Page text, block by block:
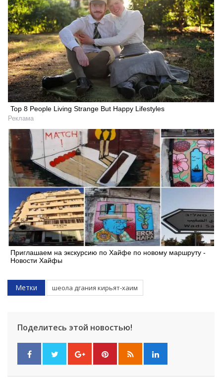
Top 8 People Living Strange But Happy Lifestyles
Реклама
Приглашаем на экскурсию по Хайфе по новому маршруту -
Новости Хайфы
Метки шеола дгания кирьят-хаим
Поделитесь этой новостью!